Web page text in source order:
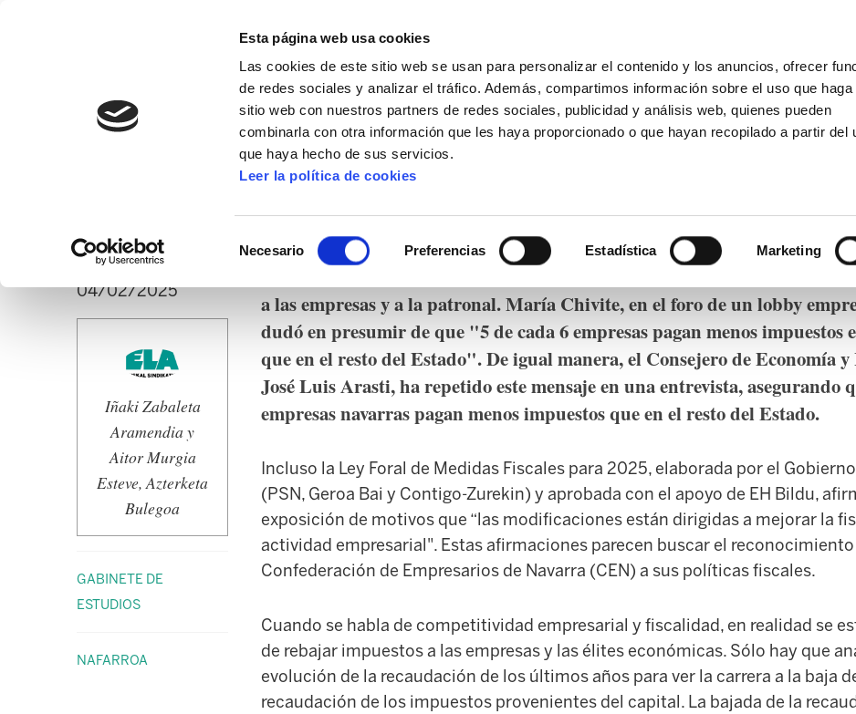
Esta página web usa cookies
Las cookies de este sitio web se usan para personalizar el contenido y los anuncios, ofrecer
de redes sociales y analizar el tráfico. Además, compartimos información sobre el uso que haga
sitio web con nuestros partners de redes sociales, publicidad y análisis web, quienes pueden
combinarla con otra información que les haya proporcionado o que hayan recopilado a partir del
que haya hecho de sus servicios.
Leer la política de cookies
Necesario Preferencias Estadística Marketing
MANU ROBLES-ARANGIZ FUNDAZIOA BIDELAGUN FUNDAZIOA
Reforma fiscal en Navarra, ¿para quién?
04/02/2025
Iñaki Zabaleta
Aramendia y
Aitor Murgia
Esteve, Azterketa
Bulegoa
GABINETE DE
ESTUDIOS
NAFARROA
a las empresas y a la patronal. María Chivite, en el foro de un lobby
dudó en presumir de que "5 de cada 6 empresas pagan menos impuestos
que en el resto del Estado". De igual manera, el Consejero de Economía
José Luis Arasti, ha repetido este mensaje en una entrevista, asegurando
empresas navarras pagan menos impuestos que en el resto del Estado.
Incluso la Ley Foral de Medidas Fiscales para 2025, elaborada por el
(PSN, Geroa Bai y Contigo-Zurekin) y aprobada con el apoyo de EH Bildu,
exposición de motivos que “las modificaciones están dirigidas a mejorar la
actividad empresarial". Estas afirmaciones parecen buscar el reconocimiento
Confederación de Empresarios de Navarra (CEN) a sus políticas fiscales.
Cuando se habla de competitividad empresarial y fiscalidad, en realidad se
de rebajar impuestos a las empresas y las élites económicas. Sólo hay que
evolución de la recaudación de los últimos años para ver la carrera a la baja
recaudación de los impuestos provenientes del capital. La bajada de la